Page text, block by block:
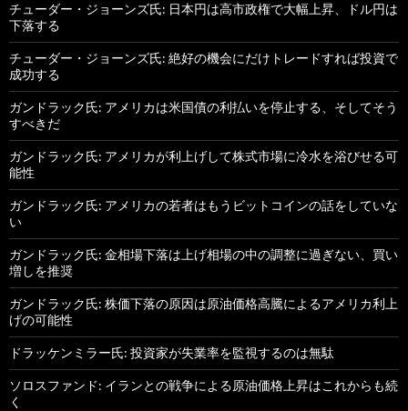
チューダー・ジョーンズ氏: 日本円は高市政権で大幅上昇、ドル円は
下落する
チューダー・ジョーンズ氏: 絶好の機会にだけトレードすれば投資で
成功する
ガンドラック氏: アメリカは米国債の利払いを停止する、そしてそう
すべきだ
ガンドラック氏: アメリカが利上げして株式市場に冷水を浴びせる可
能性
ガンドラック氏: アメリカの若者はもうビットコインの話をしていな
い
ガンドラック氏: 金相場下落は上げ相場の中の調整に過ぎない、買い
増しを推奨
ガンドラック氏: 株価下落の原因は原油価格高騰によるアメリカ利上
げの可能性
ドラッケンミラー氏: 投資家が失業率を監視するのは無駄
ソロスファンド: イランとの戦争による原油価格上昇はこれからも続
く